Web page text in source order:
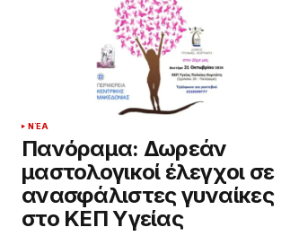
ΝΈΑ
Πανόραμα: Δωρεάν
μαστολογικοί έλεγχοι σε
ανασφάλιστες γυναίκες
στο ΚΕΠ Υγείας